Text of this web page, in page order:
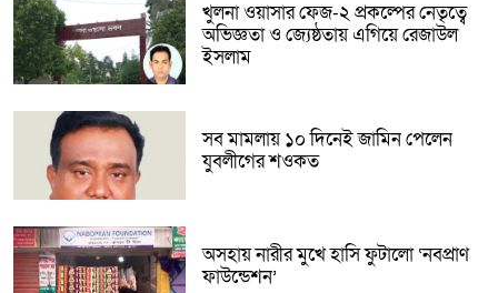
খুলনা ওয়াসার ফেজ-২ প্রকল্পের নেতৃত্বে
অভিজ্ঞতা ও জ্যেষ্ঠতায় এগিয়ে রেজাউল
ইসলাম
সব মামলায় ১০ দিনেই জামিন পেলেন
যুবলীগের শওকত
অসহায় নারীর মুখে হাসি ফুটালো ‘নবপ্রাণ
ফাউন্ডেশন’